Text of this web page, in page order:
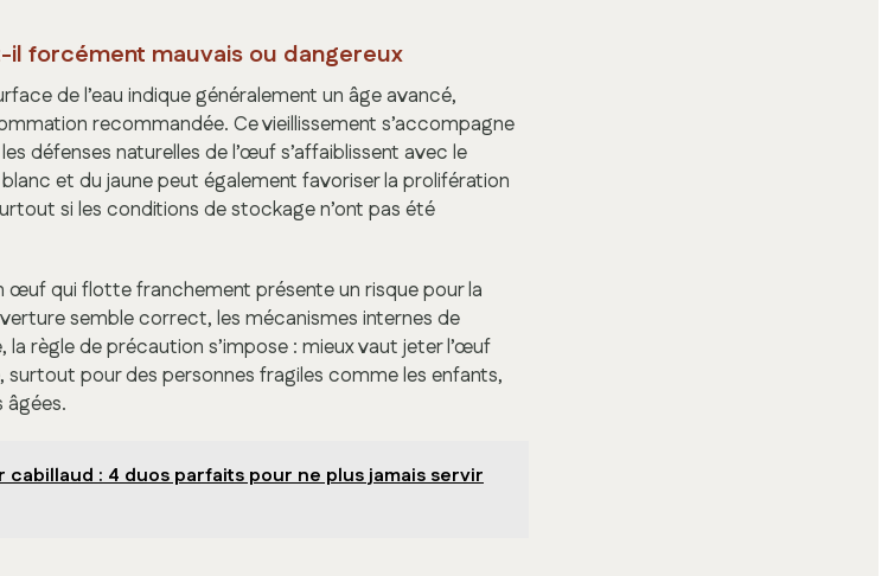
forcément mauvais ou dangereux
de l’eau indique généralement un âge avancé,
recommandée. Ce vieillissement s’accompagne
défenses naturelles de l’œuf s’affaiblissent avec le
et du jaune peut également favoriser la prolifération
si les conditions de stockage n’ont pas été
œuf qui flotte franchement présente un risque pour la
semble correct, les mécanismes internes de
règle de précaution s’impose : mieux vaut jeter l’œuf
surtout pour des personnes fragiles comme les enfants,
âgées.
: 4 duos parfaits pour ne plus jamais servir